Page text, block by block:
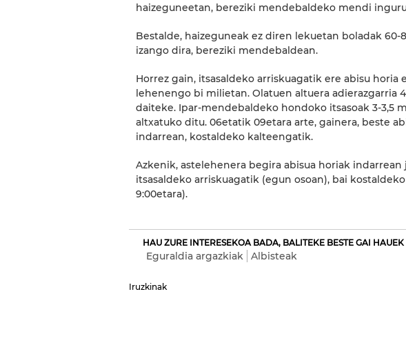
haizeguneetan, bereziki mendebaldeko mendi
Bestalde, haizeguneak ez diren lekuetan boladak
izango dira, bereziki mendebaldean.
Horrez gain, itsasaldeko arriskuagatik ere abisu horia
lehenengo bi milietan. Olatuen altuera adierazgarria
daiteke. Ipar-mendebaldeko hondoko itsasoak 3-3,5
altxatuko ditu. 06etatik 09etara arte, gainera, beste
indarrean, kostaldeko kalteengatik.
Azkenik, astelehenera begira abisua horiak indarrean
itsasaldeko arriskuagatik (egun osoan), bai
9:00etara).
HAU ZURE INTERESEKOA BADA, BALITEKE BESTE GAI
Eguraldia argazkiak Albisteak
Iruzkinak